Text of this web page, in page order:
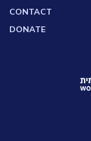
CONTACT
DONATE